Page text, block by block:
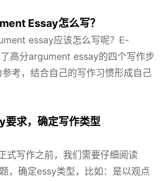
Essay怎么写？
essay应该怎么写呢？E-
高分argument essay的四个写作步
考，结合自己的写作习惯形成自己
要求，确定写作类型
式写作之前，我们需要仔细阅读
，确定essy类型，比如：是以观点